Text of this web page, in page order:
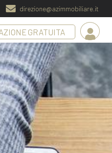
direzione@azimmobiliare.it
GRATUITA